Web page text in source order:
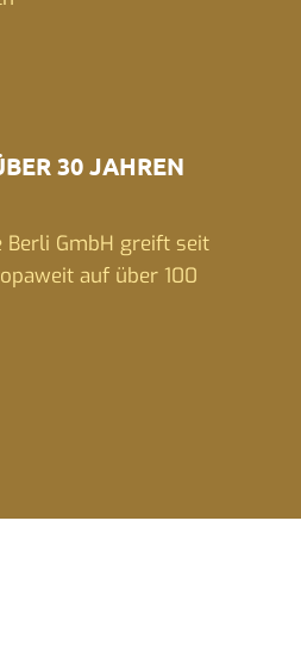
30 JAHREN
Berli GmbH greift seit
auf über 100